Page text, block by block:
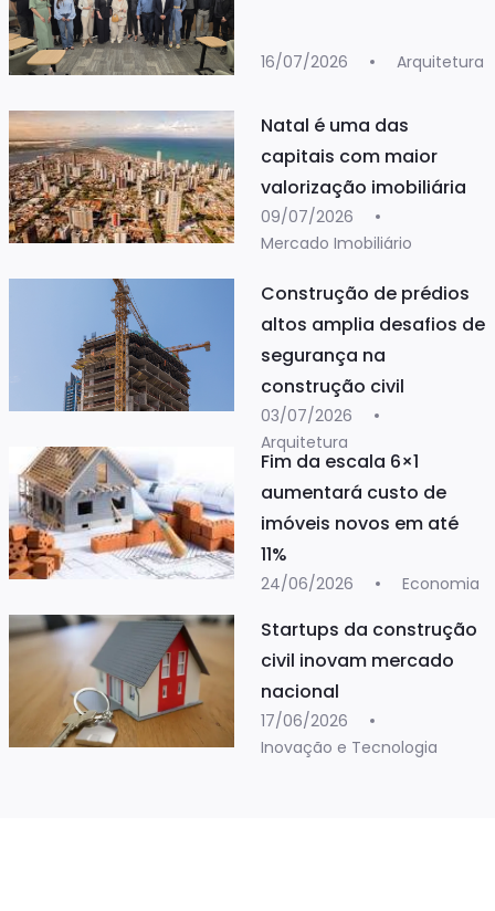
16/07/2026 Arquitetura
Natal é uma das
capitais com maior
valorização imobiliária
09/07/2026
Mercado Imobiliário
Construção de prédios
altos amplia desafios de
segurança na
construção civil
03/07/2026
Arquitetura
Fim da escala 6×1
aumentará custo de
imóveis novos em até
11%
24/06/2026 Economia
Startups da construção
civil inovam mercado
nacional
17/06/2026
Inovação e Tecnologia